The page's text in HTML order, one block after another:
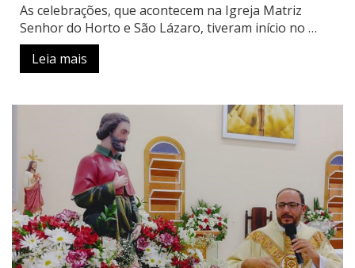
As celebrações, que acontecem na Igreja Matriz
Senhor do Horto e São Lázaro, tiveram início no …
Leia mais